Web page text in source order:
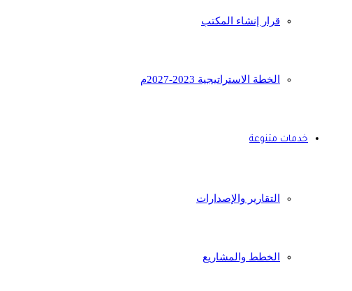
قرار إنشاء المكتب
الخطة الاستراتيجية 2023-2027م
خدمات متنوعة
التقارير والإصدارات
الخطط والمشاريع